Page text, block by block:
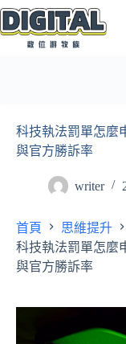
跳
至
科技執法罰單怎麼
與官方勝訴率
writer
首頁 思維提升
科技執法罰單怎麼
與官方勝訴率